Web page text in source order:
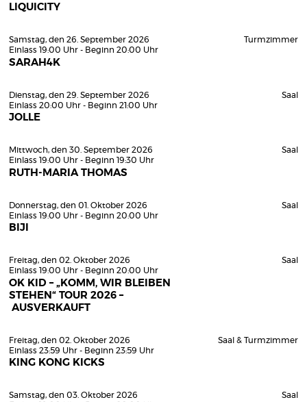
LIQUICITY
Samstag, den 26. September 2026
Einlass 19:00 Uhr - Beginn 20:00 Uhr
SARAH4K
Turmzimmer
Dienstag, den 29. September 2026
Einlass 20:00 Uhr - Beginn 21:00 Uhr
JOLLE
Saal
Mittwoch, den 30. September 2026
Einlass 19:00 Uhr - Beginn 19:30 Uhr
RUTH-MARIA THOMAS
Saal
Donnerstag, den 01. Oktober 2026
Einlass 19:00 Uhr - Beginn 20:00 Uhr
BIJI
Saal
Freitag, den 02. Oktober 2026
Einlass 19:00 Uhr - Beginn 20:00 Uhr
OK KID – „KOMM, WIR BLEIBEN
STEHEN“ TOUR 2026 –
AUSVERKAUFT
Saal
Freitag, den 02. Oktober 2026
Einlass 23:59 Uhr - Beginn 23:59 Uhr
KING KONG KICKS
Saal & Turmzimmer
Samstag, den 03. Oktober 2026
Saal